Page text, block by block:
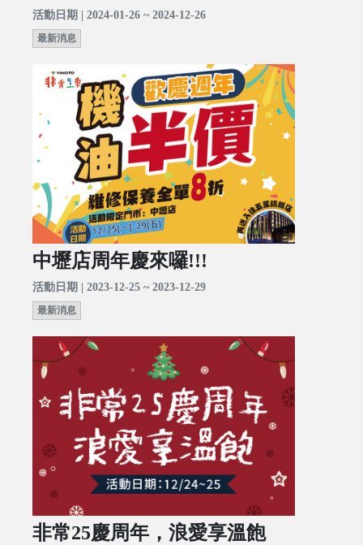
活動日期 | 2024-01-26 ~ 2024-12-26
最新消息
中壢店周年慶來囉!!!
活動日期 | 2023-12-25 ~ 2023-12-29
最新消息
非常25慶周年，浪愛享溫飽